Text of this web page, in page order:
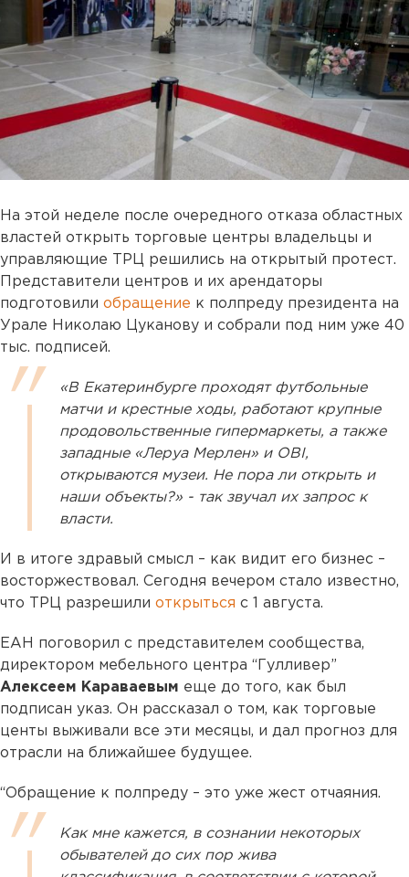
На этой неделе после очередного отказа областных
властей открыть торговые центры владельцы и
управляющие ТРЦ решились на открытый протест.
Представители центров и их арендаторы
подготовили обращение к полпреду президента на
Урале Николаю Цуканову и собрали под ним уже 40
тыс. подписей.
«В Екатеринбурге проходят футбольные
матчи и крестные ходы, работают крупные
продовольственные гипермаркеты, а также
западные «Леруа Мерлен» и OBI,
открываются музеи. Не пора ли открыть и
наши объекты?» - так звучал их запрос к
власти.
И в итоге здравый смысл – как видит его бизнес –
восторжествовал. Сегодня вечером стало известно,
что ТРЦ разрешили открыться с 1 августа.
ЕАН поговорил с представителем сообщества,
директором мебельного центра “Гулливер”
Алексеем Караваевым еще до того, как был
подписан указ. Он рассказал о том, как торговые
центы выживали все эти месяцы, и дал прогноз для
отрасли на ближайшее будущее.
“Обращение к полпреду – это уже жест отчаяния.
Как мне кажется, в сознании некоторых
обывателей до сих пор жива